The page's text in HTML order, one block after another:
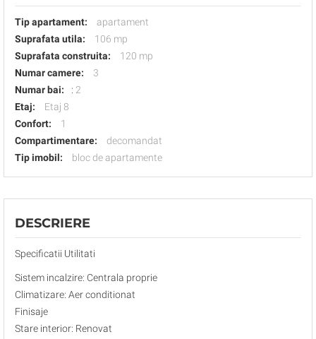
Tip apartament:
apartament
Suprafata utila:
106 mp
Suprafata construita:
120 mp
Numar camere:
3
Numar bai:
: 2
Etaj:
Etaj 8
Confort:
1
Compartimentare:
decomandat
Tip imobil:
bloc de apartamente
DESCRIERE
Specificatii Utilitati
Sistem incalzire: Centrala proprie
Climatizare: Aer conditionat
Finisaje
Stare interior: Renovat